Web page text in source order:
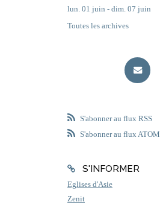
lun. 01 juin - dim. 07 juin
Toutes les archives
S'abonner au flux RSS
S'abonner au flux ATOM
S'INFORMER
Eglises d'Asie
Zenit